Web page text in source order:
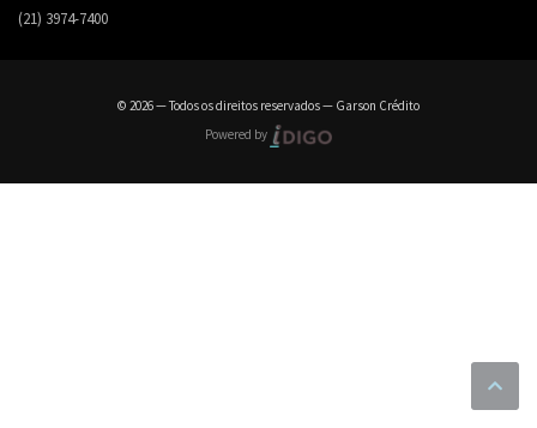
(21) 3974-7400
© 2026 — Todos os direitos reservados — Garson Crédito
Powered by